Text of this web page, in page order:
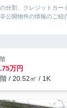
分割、クレジットカー
公開物件の情報のご紹
万円
/ 20.52㎡ / 1K